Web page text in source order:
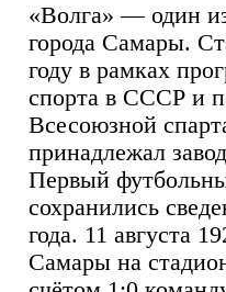
«Волга» — один
города Самары.
году в рамках
спорта в СССР и
Всесоюзной
принадлежал
Первый
сохранились
года. 11 августа
Самары на